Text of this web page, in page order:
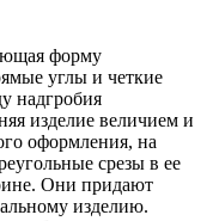
форму
углы и четкие
надгробия
изделие величием и
оформления, на
срезы в ее
Они придают
изделию.